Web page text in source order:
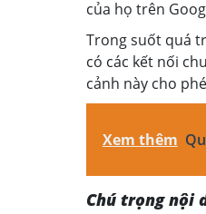
của họ trên
Trong suốt quá
có các kết nối
cảnh này cho
Xem thêm
Chú trọng nội